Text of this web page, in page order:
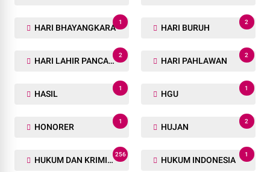
HARI BHAYANGKARA
1
HARI BURUH
2
HARI LAHIR PANCASILA
2
HARI PAHLAWAN
2
HASIL
1
HGU
1
HONORER
1
HUJAN
2
HUKUM DAN KRIMINAL
256
HUKUM INDONESIA
1